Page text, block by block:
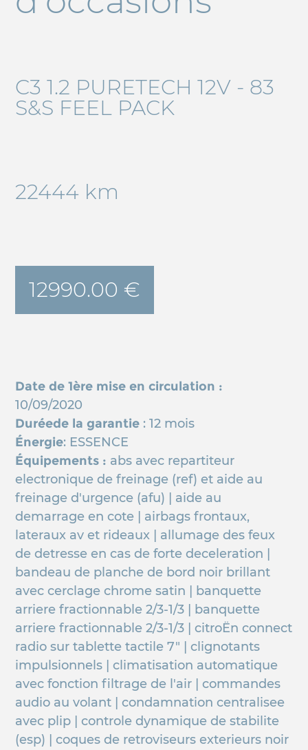
C3 1.2 PURETECH 12V - 83
S&S FEEL PACK
22444 km
12990.00 €
Date de 1ère mise en circulation :
10/09/2020
Duréede la garantie : 12 mois
Énergie: ESSENCE
Équipements : abs avec repartiteur
electronique de freinage (ref) et aide au
freinage d'urgence (afu) | aide au
demarrage en cote | airbags frontaux,
lateraux av et rideaux | allumage des feux
de detresse en cas de forte deceleration |
bandeau de planche de bord noir brillant
avec cerclage chrome satin | banquette
arriere fractionnable 2/3-1/3 | banquette
arriere fractionnable 2/3-1/3 | citroËn connect
radio sur tablette tactile 7" | clignotants
impulsionnels | climatisation automatique
avec fonction filtrage de l'air | commandes
audio au volant | condamnation centralisee
avec plip | controle dynamique de stabilite
(esp) | coques de retroviseurs exterieurs noir